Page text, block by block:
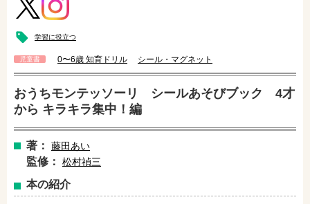
学習に役立つ
児童書 0〜6歳 知育ドリル シール・マグネット
おうちモンテッソーリ シールあそびブック 4才
から キラキラ集中！編
著： 藤田あい
監修： 松村禎三
本の紹介